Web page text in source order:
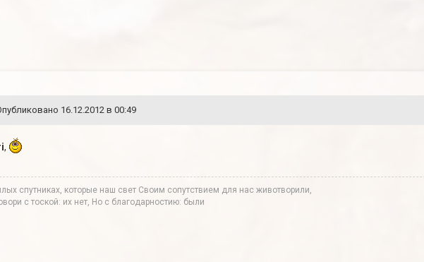
16.12.2012 в 00:49
,
спутниках, которые наш свет Своим сопутствием для нас животворили,
с тоской: их нет, Но с благодарностию: были